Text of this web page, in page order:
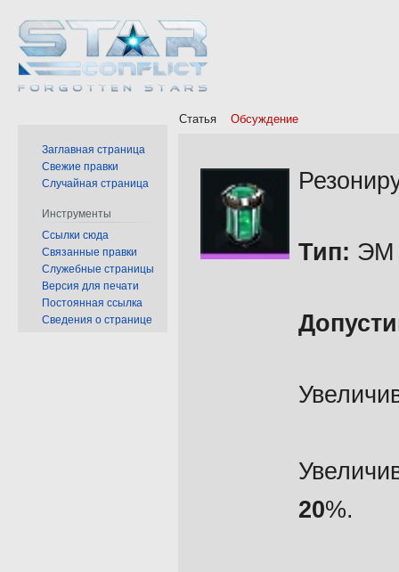
Перейти
навигации
Перейти
поиску
Тип: ЭМ
20%.
Статья Обсуждение
Заглавная страница
Свежие правки
Случайная страница
Инструменты
Ссылки сюда
Связанные правки
Служебные страницы
Версия для печати
Постоянная ссылка
Сведения о странице